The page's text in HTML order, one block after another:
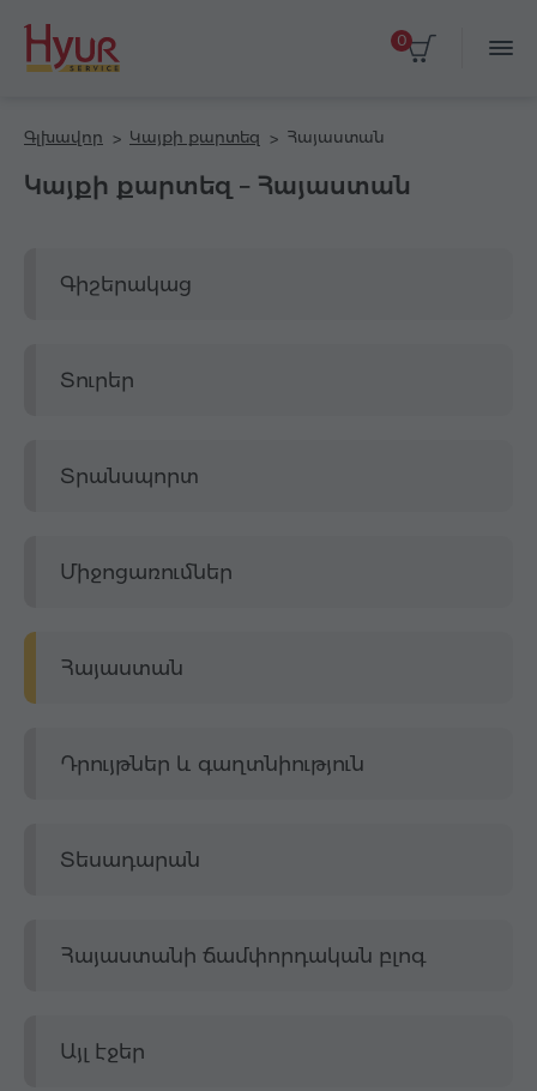
0
Գլխավոր Կայքի քարտեզ Հայաստան
Կայքի քարտեզ – Հայաստան
Գիշերակաց
Տուրեր
Տրանսպորտ
Միջոցառումներ
Հայաստան
Դրույթներ և գաղտնիություն
Տեսադարան
Հայաստանի ճամփորդական բլոգ
Այլ էջեր